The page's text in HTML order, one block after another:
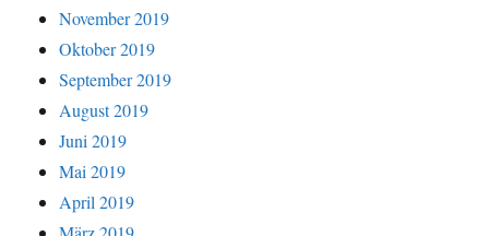
November 2019
Oktober 2019
September 2019
August 2019
Juni 2019
Mai 2019
April 2019